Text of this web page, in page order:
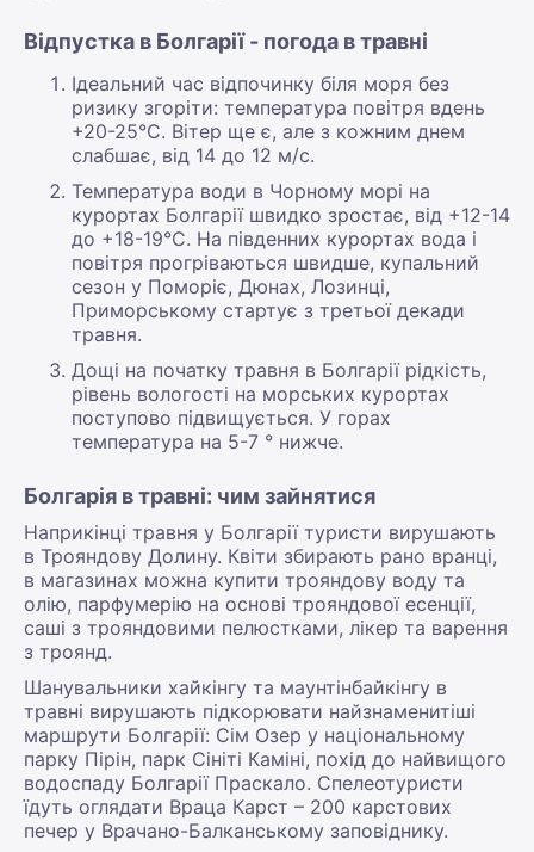
Відпустка в Болгарії - погода в травні
Ідеальний час відпочинку біля моря без
ризику згоріти: температура повітря вдень
+20-25°С. Вітер ще є, але з кожним днем
слабшає, від 14 до 12 м/с.
Температура води в Чорному морі на
курортах Болгарії швидко зростає, від +12-14
до +18-19°С. На південних курортах вода і
повітря прогріваються швидше, купальний
сезон у Поморіє, Дюнах, Лозинці,
Приморському стартує з третьої декади
травня.
Дощі на початку травня в Болгарії рідкість,
рівень вологості на морських курортах
поступово підвищується. У горах
температура на 5-7 ° нижче.
Болгарія в травні: чим зайнятися
Наприкінці травня у Болгарії туристи вирушають
в Трояндову Долину. Квіти збирають рано вранці,
в магазинах можна купити трояндову воду та
олію, парфумерію на основі трояндової есенції,
саші з трояндовими пелюстками, лікер та варення
з троянд.
Шанувальники хайкінгу та маунтінбайкінгу в
травні вирушають підкорювати найзнаменитіші
маршрути Болгарії: Сім Озер у національному
парку Пірін, парк Сініті Каміні, похід до найвищого
водоспаду Болгарії Праскало. Спелеотуристи
їдуть оглядати Враца Карст – 200 карстових
печер у Врачано-Балканському заповіднику.